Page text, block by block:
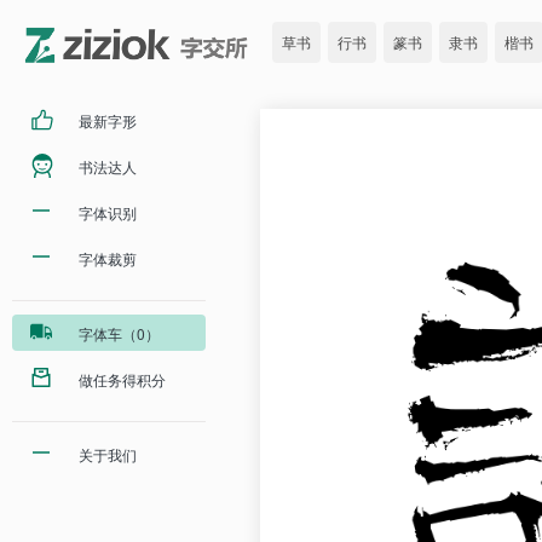
草书 行书 篆书 隶书 楷书
最新字形
书法达人
字体识别
字体裁剪
字体车（0）
做任务得积分
关于我们